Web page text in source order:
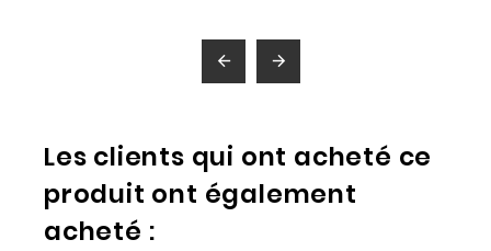
 
Les clients qui ont acheté ce
produit ont également
acheté :